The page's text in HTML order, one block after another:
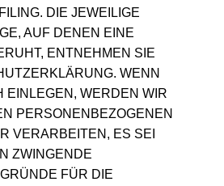
DIE JEWEILIGE
AUF DENEN EINE
ENTNEHMEN SIE
WENN
EINLEGEN, WERDEN WIR
PERSONENBEZOGENEN
VERARBEITEN, ES SEI
ZWINGENDE
FÜR DIE